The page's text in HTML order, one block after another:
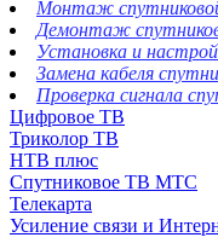
Монтаж
Демонтаж
Установка и
Замена кабеля
Проверка сигнала
Цифровое ТВ
Триколор ТВ
НТВ плюс
Спутниковое ТВ МТС
Телекарта
Усиление связи и